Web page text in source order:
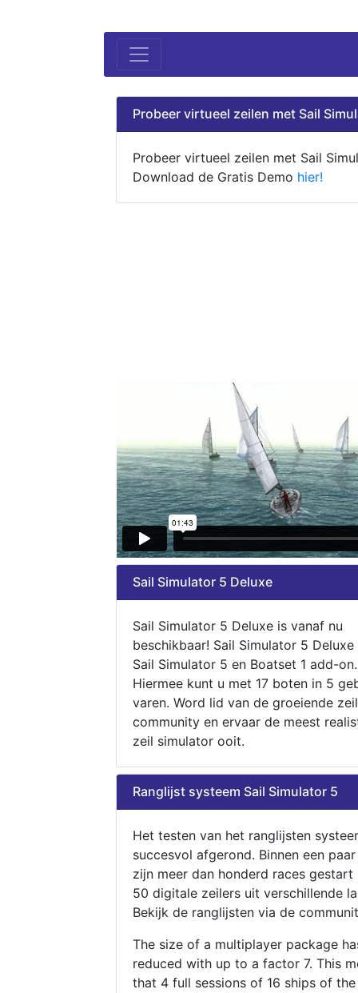
Probeer virtueel zeilen met Sail
Probeer virtueel zeilen met Sail
Download de Gratis Demo hier!
Sail Simulator 5 Deluxe
Sail Simulator 5 Deluxe is vanaf nu
beschikbaar! Sail Simulator 5
Sail Simulator 5 en Boatset 1 add-on.
Hiermee kunt u met 17 boten in 5
varen. Word lid van de groeiende zeil
community en ervaar de meest
zeil simulator ooit.
Ranglijst systeem Sail Simulator 5
Het testen van het ranglijsten
succesvol afgerond. Binnen een
zijn meer dan honderd races gestart
50 digitale zeilers uit verschillende
Bekijk de ranglijsten via de
The size of a multiplayer package
reduced with up to a factor 7. This
that 4 full sessions of 16 ships of